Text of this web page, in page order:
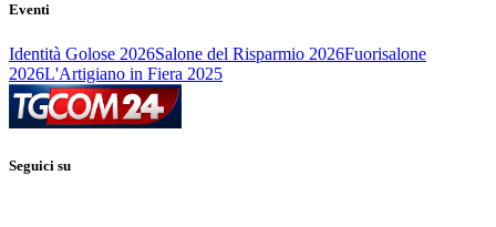
Eventi
Identità Golose 2026Salone del Risparmio 2026Fuorisalone
2026L'Artigiano in Fiera 2025
Seguici su